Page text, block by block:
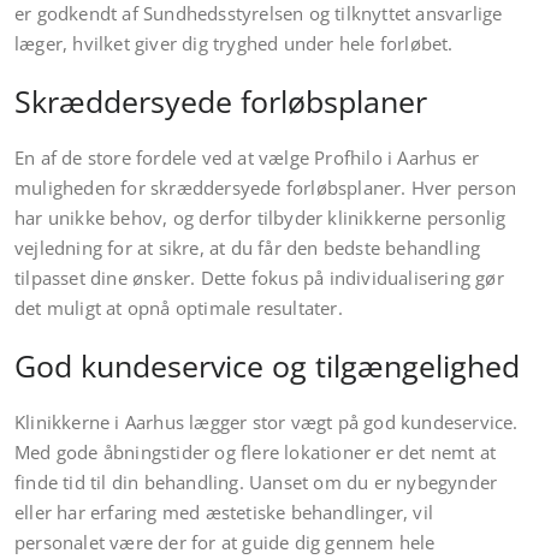
er godkendt af Sundhedsstyrelsen og tilknyttet ansvarlige
læger, hvilket giver dig tryghed under hele forløbet.
Skræddersyede forløbsplaner
En af de store fordele ved at vælge Profhilo i Aarhus er
muligheden for skræddersyede forløbsplaner. Hver person
har unikke behov, og derfor tilbyder klinikkerne personlig
vejledning for at sikre, at du får den bedste behandling
tilpasset dine ønsker. Dette fokus på individualisering gør
det muligt at opnå optimale resultater.
God kundeservice og tilgængelighed
Klinikkerne i Aarhus lægger stor vægt på god kundeservice.
Med gode åbningstider og flere lokationer er det nemt at
finde tid til din behandling. Uanset om du er nybegynder
eller har erfaring med æstetiske behandlinger, vil
personalet være der for at guide dig gennem hele